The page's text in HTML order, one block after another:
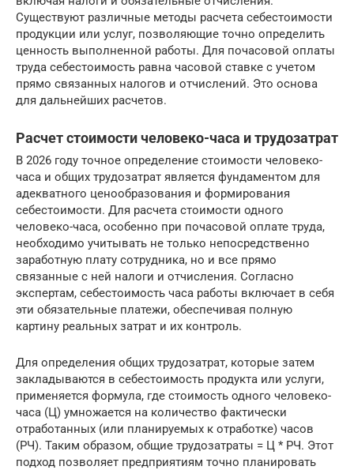
Существуют различные методы расчета себестоимости
продукции или услуг, позволяющие точно определить
ценность выполненной работы. Для почасовой оплаты
труда себестоимость равна часовой ставке с учетом
прямо связанных налогов и отчислений. Это основа
для дальнейших расчетов.
Расчет стоимости человеко-часа и трудозатрат
В 2026 году точное определение стоимости человеко-
часа и общих трудозатрат является фундаментом для
адекватного ценообразования и формирования
себестоимости. Для расчета стоимости одного
человеко-часа, особенно при почасовой оплате труда,
необходимо учитывать не только непосредственно
заработную плату сотрудника, но и все прямо
связанные с ней налоги и отчисления. Согласно
экспертам, себестоимость часа работы включает в себя
эти обязательные платежи, обеспечивая полную
картину реальных затрат и их контроль.
Для определения общих трудозатрат, которые затем
закладываются в себестоимость продукта или услуги,
применяется формула, где стоимость одного человеко-
часа (Ц) умножается на количество фактически
отработанных (или планируемых к отработке) часов
(РЧ). Таким образом, общие трудозатраты = Ц * РЧ. Этот
подход позволяет предприятиям точно планировать